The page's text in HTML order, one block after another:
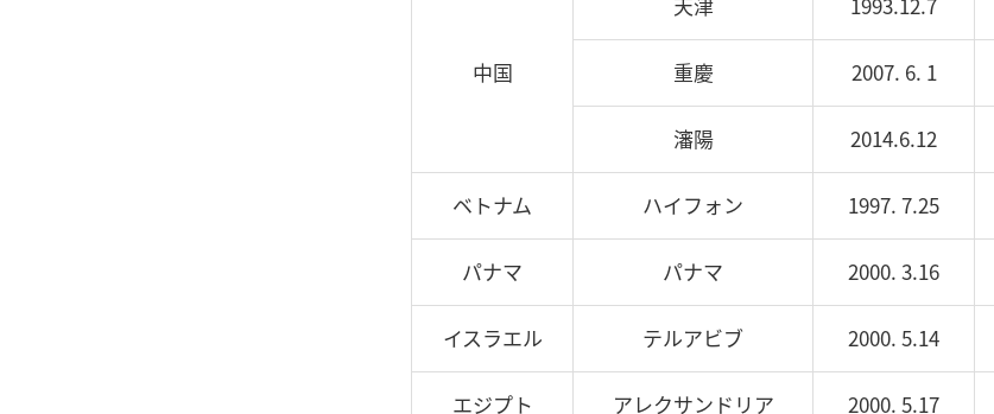
中国 重慶 2007. 6. 1
瀋陽 2014.6.12
ベトナム ハイフォン 1997. 7.25
パナマ パナマ 2000. 3.16
イスラエル テルアビブ 2000. 5.14
エジプト アレクサンドリア 2000. 5.17